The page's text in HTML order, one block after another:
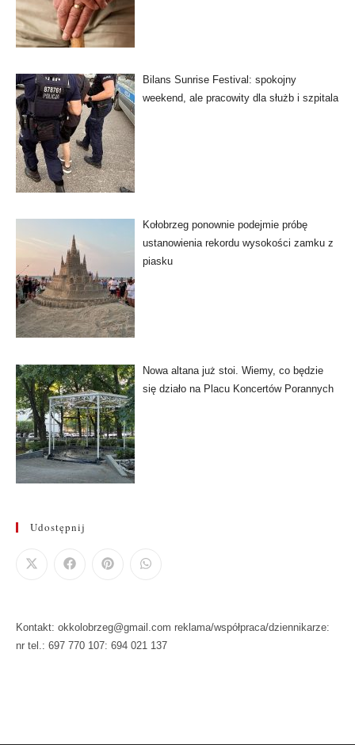
Bilans Sunrise Festival: spokojny
weekend, ale pracowity dla służb i szpitala
Kołobrzeg ponownie podejmie próbę
ustanowienia rekordu wysokości zamku z
piasku
Nowa altana już stoi. Wiemy, co będzie
się działo na Placu Koncertów Porannych
Udostępnij
Kontakt: okkolobrzeg@gmail.com reklama/współpraca/dziennikarze:
nr tel.: 697 770 107: 694 021 137